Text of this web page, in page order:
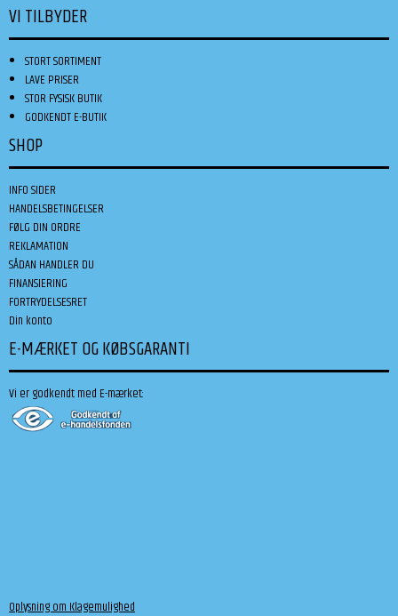
VI TILBYDER
STORT SORTIMENT
LAVE PRISER
STOR FYSISK BUTIK
GODKENDT E-BUTIK
SHOP
INFO SIDER
HANDELSBETINGELSER
FØLG DIN ORDRE
REKLAMATION
SÅDAN HANDLER DU
FINANSIERING
FORTRYDELSESRET
Din konto
E-MÆRKET OG KØBSGARANTI
Vi er godkendt med E-mærket:
Oplysning om Klagemulighed